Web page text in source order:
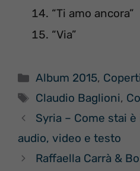
“Ti amo ancora”
“Via”
Categorie
Album 2015,
Tag
Claudio Baglioni,
Syria – Come stai
audio, video e testo
Raffaella Carrà &